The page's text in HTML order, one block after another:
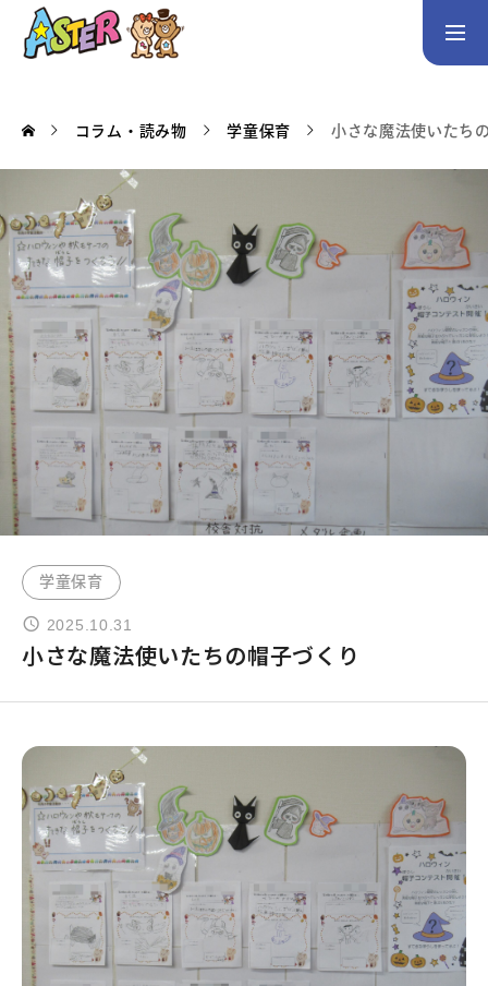
トップページ
コース案内
英会話／プログラミング／3Dデザイン／学童保育
英会話（未就学児） 英会話（小学生） 英会話（中学生）
生徒・保護者の声
スタッフ紹介
アクセス
お問い合わせ
新着情報
コラム・読み物
コラム・読み物 学童保育 小さな魔法使いたち
学童保育
2025.10.31
小さな魔法使いたちの帽子づくり